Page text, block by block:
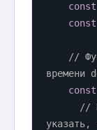
const
const
//
времени
const
//
указать,